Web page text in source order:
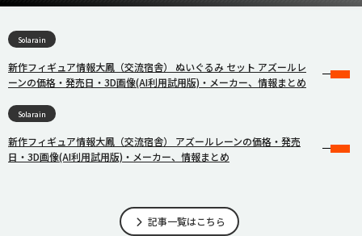
Solarain
新作フィギュア情報大鳳（交流宿舎） ぬいぐるみ セット アズールレ
ーンの価格・発売日・3D画像(AI利用試用版)・メーカー、情報まとめ
Solarain
新作フィギュア情報大鳳（交流宿舎） アズールレーンの価格・発売
日・3D画像(AI利用試用版)・メーカー、情報まとめ
記事一覧はこちら